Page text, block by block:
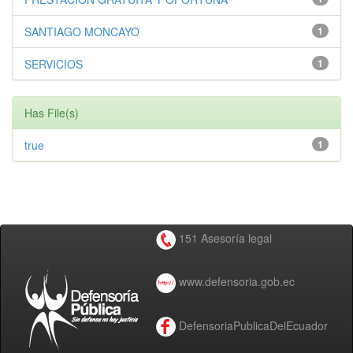
1
SANTIAGO MONCAYO
1
SERVICIOS
Has File(s)
1
true
151 Asesoría legal
www.defensoria.gob.ec
DefensoriaPublicaDelEcuador